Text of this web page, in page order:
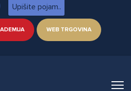
WEB TRGOVINA